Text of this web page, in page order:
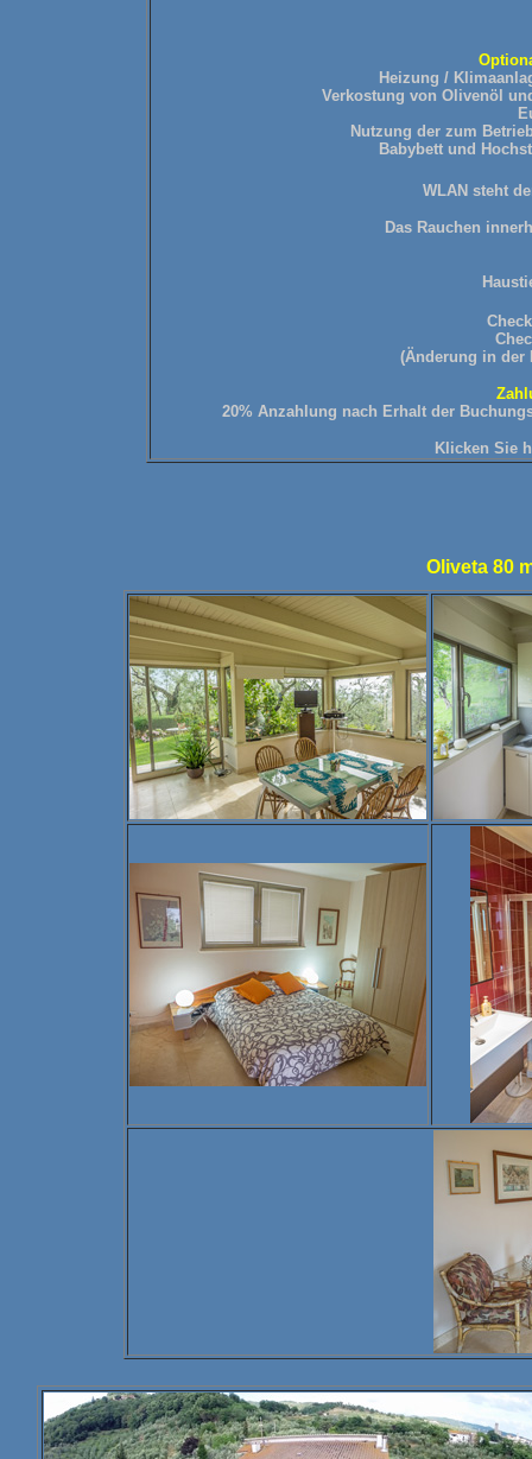
Heizung /
Verkostung von Olivenöl
Nutzung der zum
Babybett und
WLAN steht
Das Rauchen
(Änderung in der
20% Anzahlung nach Erhalt der
Klicken Sie
Oliveta 80